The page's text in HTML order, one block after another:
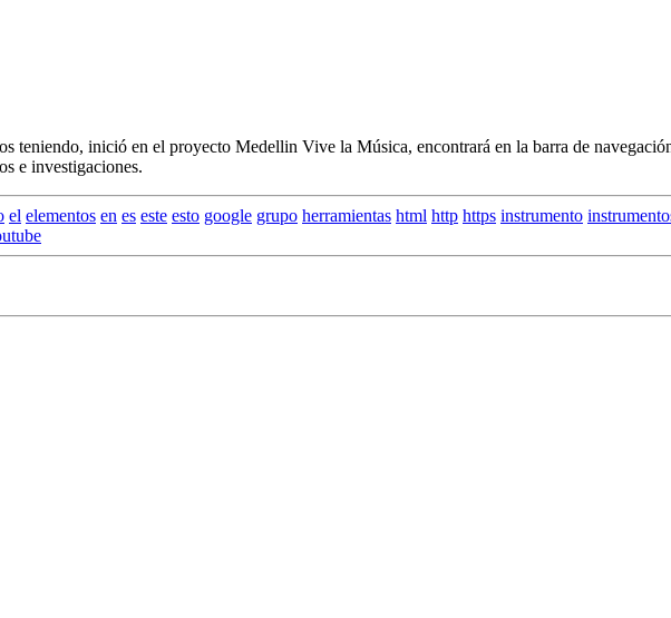
teniendo, inició en el proyecto Medellin Vive la Música, encontrará en la barra de
e investigaciones.
el elementos en es este esto google grupo herramientas html http https instrumento